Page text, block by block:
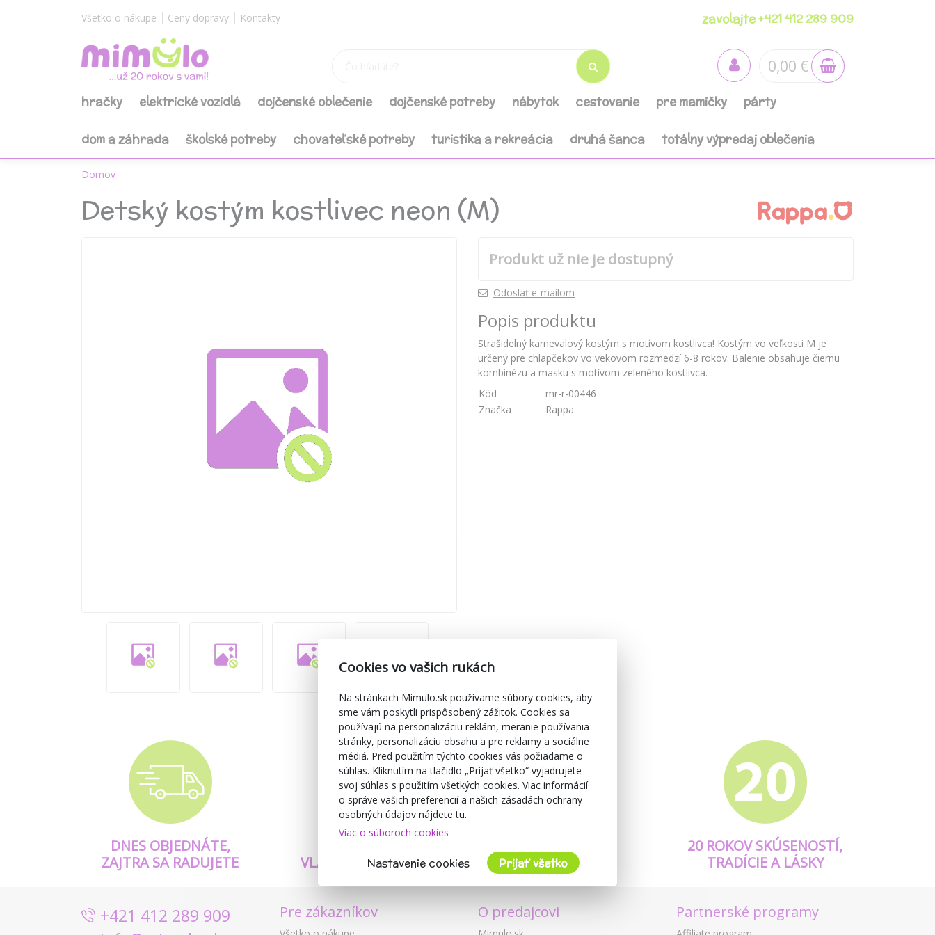
Všetko o nákupe Ceny dopravy Kontakty zavolajte +421 412 289 909
0,00 €
hračky elektrické vozidlá dojčenské oblečenie dojčenské potreby nábytok cestovanie pre mamičky párty
dom a záhrada školské potreby chovateľské potreby turistika a rekreácia druhá šanca totálny výpredaj oblečenia
Domov
Detský kostým kostlivec neon (M)
Produkt už nie je dostupný
Odoslať e-mailom
Popis produktu
Strašidelný karnevalový kostým s motívom kostlivca! Kostým vo veľkosti M je
určený pre chlapčekov vo vekovom rozmedzí 6-8 rokov. Balenie obsahuje čiernu
kombinézu a masku s motívom zeleného kostlivca.
Kód
mr-r-00446
Značka
Rappa
DNES OBJEDNÁTE,
ZAJTRA SA RADUJETE
VLASTNÉ PRODUKTY
A KVALITA
20 ROKOV SKÚSENOSTÍ,
TRADÍCIE A LÁSKY
+421 412 289 909
Pre zákazníkov O predajcovi Partnerské programy
Cookies vo vašich rukách
Na stránkach Mimulo.sk používame súbory cookies, aby
sme vám poskytli prispôsobený zážitok. Cookies sa
používajú na personalizáciu reklám, meranie používania
stránky, personalizáciu obsahu a pre reklamy a sociálne
médiá. Pred použitím týchto cookies vás požiadame o
súhlas. Kliknutím na tlačidlo „Prijať všetko“ vyjadrujete
svoj súhlas s použitím všetkých cookies. Viac informácií
o správe vašich preferencií a našich zásadách ochrany
osobných údajov nájdete tu.
Viac o súboroch cookies
Nastavenie cookies Prijať všetko